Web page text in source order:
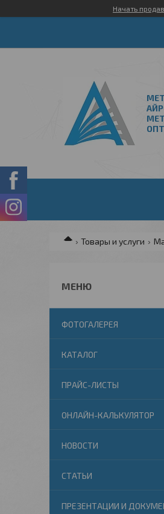
Начать
Товары и услуги
ФОТОГАЛЕРЕЯ
КАТАЛОГ
ПРАЙС-ЛИСТЫ
ОНЛАЙН-КАЛЬКУЛЯТОР
НОВОСТИ
СТАТЬИ
ПРЕЗЕНТАЦИИ И